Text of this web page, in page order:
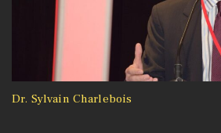
Dr. Sylvain Charlebois